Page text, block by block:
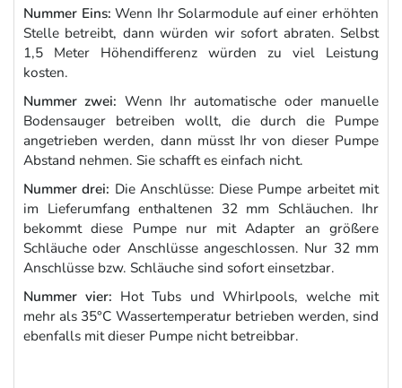
Nummer Eins: Wenn Ihr Solarmodule auf einer erhöhten
Stelle betreibt, dann würden wir sofort abraten. Selbst
1,5 Meter Höhendifferenz würden zu viel Leistung
kosten.
Nummer zwei: Wenn Ihr automatische oder manuelle
Bodensauger betreiben wollt, die durch die Pumpe
angetrieben werden, dann müsst Ihr von dieser Pumpe
Abstand nehmen. Sie schafft es einfach nicht.
Nummer drei: Die Anschlüsse: Diese Pumpe arbeitet mit
im Lieferumfang enthaltenen 32 mm Schläuchen. Ihr
bekommt diese Pumpe nur mit Adapter an größere
Schläuche oder Anschlüsse angeschlossen. Nur 32 mm
Anschlüsse bzw. Schläuche sind sofort einsetzbar.
Nummer vier: Hot Tubs und Whirlpools, welche mit
mehr als 35°C Wassertemperatur betrieben werden, sind
ebenfalls mit dieser Pumpe nicht betreibbar.